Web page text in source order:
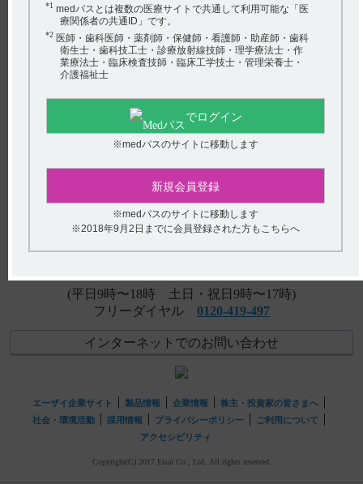
関連するQ&A
【ケアラム】 副作用について教えてください。
【デタントール】 効能又は効果について教えてくださ
い。
【ルネスタ】 高齢者は何歳以上ですか。
【レンビマ】 他の抗悪性腫瘍剤の併用はできますか？
【レンビマ・肝細胞癌】 胃食道静脈瘤がある患者に投与
(選択してください)
送信する
*1 medパスとは複数の医療サイトで共通して利用可能な「医
療関係者の共通ID」です。
*2 医師・歯科医師・薬剤師・保健師・看護師・助産師・歯科
衛生士・歯科技工士・診療放射線技師・理学療法士・作
業療法士・臨床検査技師・臨床工学技士・管理栄養士・
介護福祉士
でログイン
※medパスのサイトに移動します
新規会員登録
※medパスのサイトに移動します
※2018年9月2日までに会員登録された方もこちらへ
(平日9時〜18時 土日・祝日9時〜17時)
フリーダイヤル 0120-419-497
インターネットでのお問い合わせ
エーザイ企業サイト 製品情報 企業情報
株主・投資家の皆さまへ
社会・環境活動
採用情報 プライバシーポリシー
ご利用について
アクセシビリティ
Copyright(C) 2017 Eisai Co., Ltd. All rights reserved.